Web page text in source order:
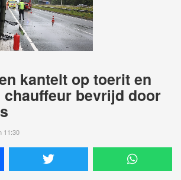
kantelt op toerit en
chauffeur bevrijd door
11:30